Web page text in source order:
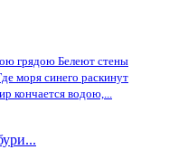
грядою Белеют стены
моря синего раскинут
кончается водою,...